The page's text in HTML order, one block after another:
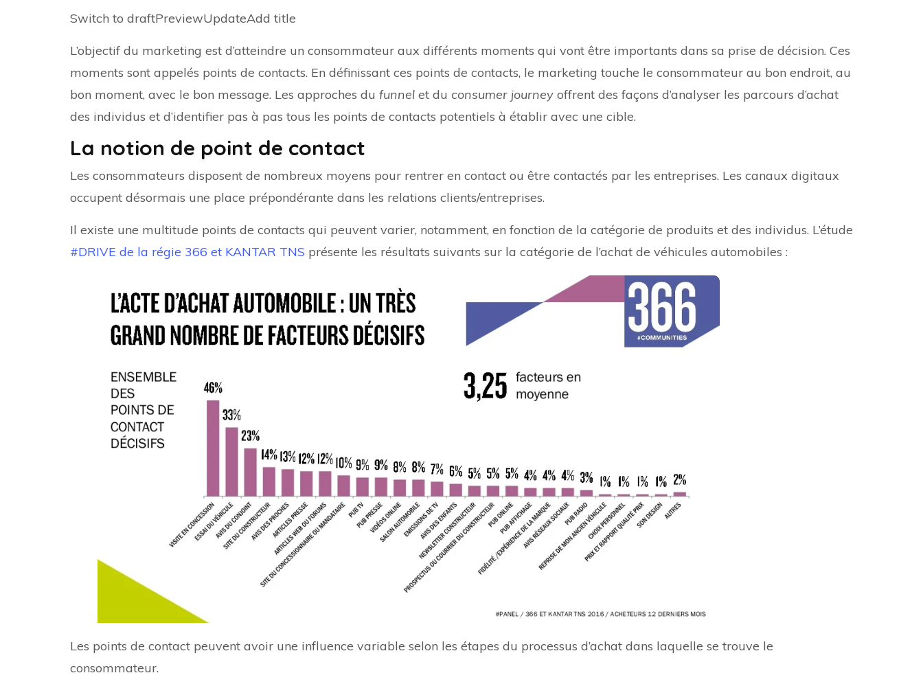
Switch to draftPreviewUpdateAdd title
L’objectif du marketing est d’atteindre un consommateur aux différents moments qui vont être importants dans sa prise de décision. Ces
moments sont appelés points de contacts. En définissant ces points de contacts, le marketing touche le consommateur au bon endroit, au
bon moment, avec le bon message. Les approches du funnel et du consumer journey offrent des façons d’analyser les parcours d’achat
des individus et d’identifier pas à pas tous les points de contacts potentiels à établir avec une cible.
La notion de point de contact
Les consommateurs disposent de nombreux moyens pour rentrer en contact ou être contactés par les entreprises. Les canaux digitaux
occupent désormais une place prépondérante dans les relations clients/entreprises.
Il existe une multitude points de contacts qui peuvent varier, notamment, en fonction de la catégorie de produits et des individus. L’étude
#DRIVE de la régie 366 et KANTAR TNS présente les résultats suivants sur la catégorie de l’achat de véhicules automobiles :
Les points de contact peuvent avoir une influence variable selon les étapes du processus d’achat dans laquelle se trouve le
consommateur.